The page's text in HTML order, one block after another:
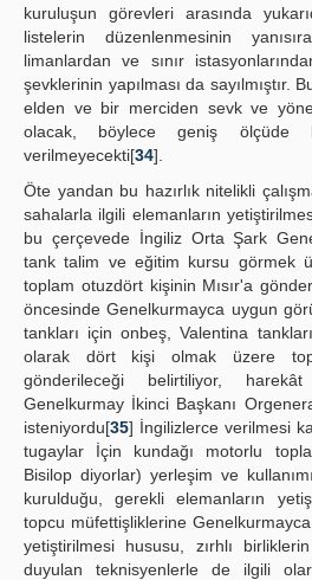
kuruluşun görevleri arasında
listelerin düzenlenmesinin
limanlardan ve sınır
şevklerinin yapılması da sayılmıştır.
elden ve bir merciden sevk ve
olacak, böylece geniş ölçüde
verilmeyecekti[34].
Öte yandan bu hazırlık nitelikli
sahalarla ilgili elemanların
bu çerçevede İngiliz Orta Şark
tank talim ve eğitim kursu görmek
toplam otuzdört kişinin Mısır'a
öncesinde Genelkurmayca uygun
tankları için onbeş, Valentina
olarak dört kişi olmak üzere
gönderileceği belirtiliyor, harekât
Genelkurmay İkinci Başkanı
isteniyordu[35] İngilizlerce verilmesi
tugaylar İçin kundağı motorlu
Bisilop diyorlar) yerleşim ve
kurulduğu, gerekli elemanların
topcu müfettişliklerine
yetiştirilmesi hususu, zırhlı
duyulan teknisyenlerle de ilgili